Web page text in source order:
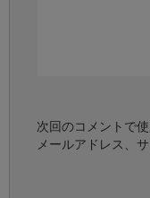
次回のコメントで
メールアドレス、